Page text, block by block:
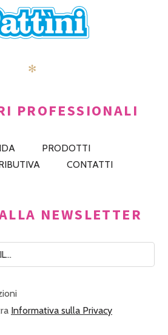
✻
PROFESSIONALI
PRODOTTI
CONTATTI
NEWSLETTER
Informativa sulla Privacy